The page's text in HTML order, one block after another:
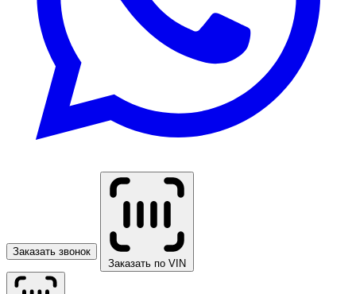
Заказать звонок
Заказать по VIN